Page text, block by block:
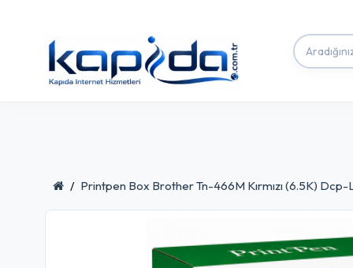
Printpen Box Brother Tn-466M Kırmızı (6.5K)